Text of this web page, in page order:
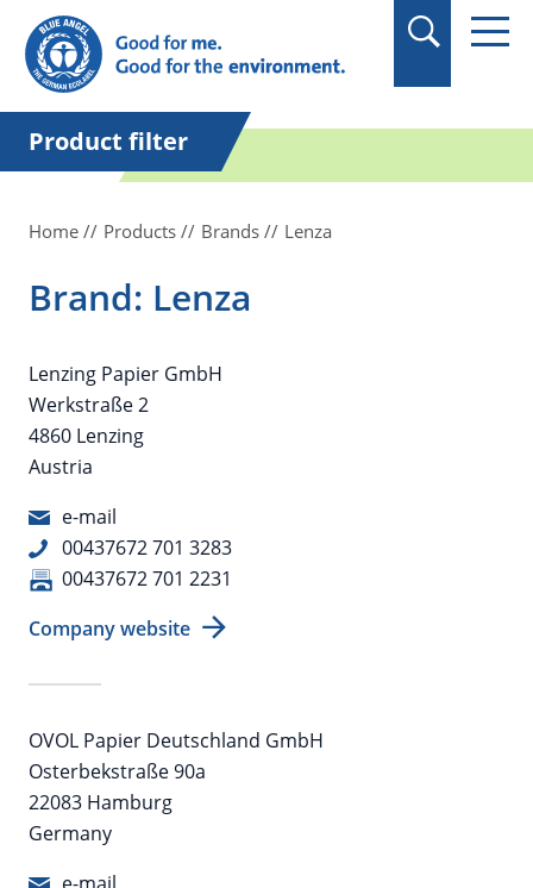
in quotation marks.
Product filter
Home Products Brands Lenza
Brand: Lenza
Lenzing Papier GmbH
Werkstraße 2
4860 Lenzing
Austria
e-mail
00437672 701 3283
00437672 701 2231
Company website
OVOL Papier Deutschland GmbH
Osterbekstraße 90a
22083 Hamburg
Germany